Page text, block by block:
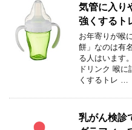
気管に入り
強くするト
お年寄りが喉
餅」なのは有
る人はいます
ドリンク 喉
くするトレ …
乳がん検診